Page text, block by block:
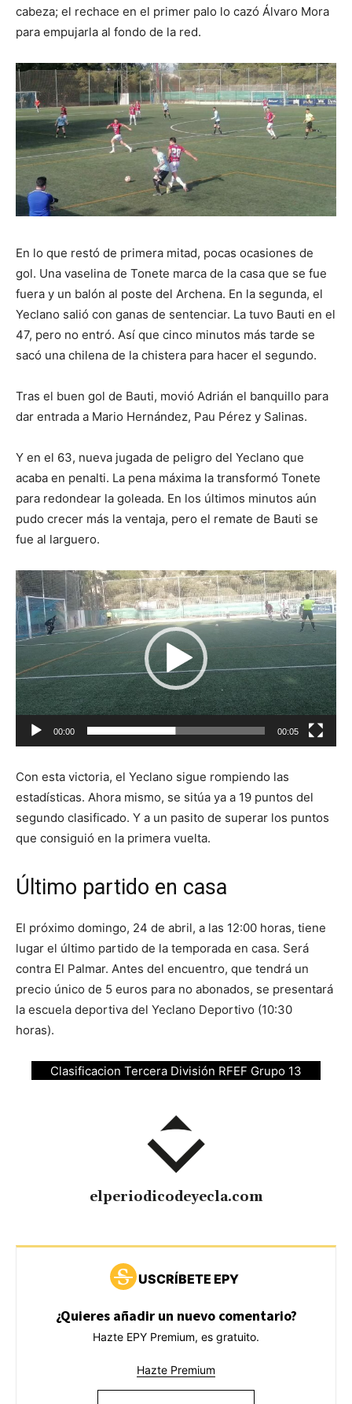
cabeza; el rechace en el primer palo lo cazó Álvaro Mora
para empujarla al fondo de la red.
En lo que restó de primera mitad, pocas ocasiones de
gol. Una vaselina de Tonete marca de la casa que se fue
fuera y un balón al poste del Archena. En la segunda, el
Yeclano salió con ganas de sentenciar. La tuvo Bauti en el
47, pero no entró. Así que cinco minutos más tarde se
sacó una chilena de la chistera para hacer el segundo.
Tras el buen gol de Bauti, movió Adrián el banquillo para
dar entrada a Mario Hernández, Pau Pérez y Salinas.
Y en el 63, nueva jugada de peligro del Yeclano que
acaba en penalti. La pena máxima la transformó Tonete
para redondear la goleada. En los últimos minutos aún
pudo crecer más la ventaja, pero el remate de Bauti se
fue al larguero.
R
e
p
r
d
u
r
d
e
v
o
00:00 00:05
Con esta victoria, el Yeclano sigue rompiendo las
estadísticas. Ahora mismo, se sitúa ya a 19 puntos del
segundo clasificado. Y a un pasito de superar los puntos
que consiguió en la primera vuelta.
Último partido en casa
El próximo domingo, 24 de abril, a las 12:00 horas, tiene
lugar el último partido de la temporada en casa. Será
contra El Palmar. Antes del encuentro, que tendrá un
precio único de 5 euros para no abonados, se presentará
la escuela deportiva del Yeclano Deportivo (10:30
horas).
Clasificacion Tercera División RFEF Grupo 13
elperiodicodeyecla.com
USCRÍBETE EPY
¿Quieres añadir un nuevo comentario?
Hazte EPY Premium, es gratuito.
Hazte Premium